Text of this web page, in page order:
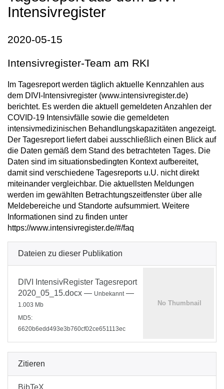
Intensivregister
2020-05-15
Intensivregister-Team am RKI
Im Tagesreport werden täglich aktuelle Kennzahlen aus
dem DIVI-Intensivregister (www.intensivregister.de)
berichtet. Es werden die aktuell gemeldeten Anzahlen der
COVID-19 Intensivfälle sowie die gemeldeten
intensivmedizinischen Behandlungskapazitäten angezeigt.
Der Tagesreport liefert dabei ausschließlich einen Blick auf
die Daten gemäß dem Stand des betrachteten Tages. Die
Daten sind im situationsbedingten Kontext aufbereitet,
damit sind verschiedene Tagesreports u.U. nicht direkt
miteinander vergleichbar. Die aktuellsten Meldungen
werden im gewählten Betrachtungszeitfenster über alle
Meldebereiche und Standorte aufsummiert. Weitere
Informationen sind zu finden unter
https://www.intensivregister.de/#/faq
Dateien zu dieser Publikation
DIVI IntensivRegister Tagesreport
2020_05_15.docx — Unbekannt —
1.003 Mb
MD5:
6620b6edd493e3b760cf02ce651113ec
Zitieren
BibTeX